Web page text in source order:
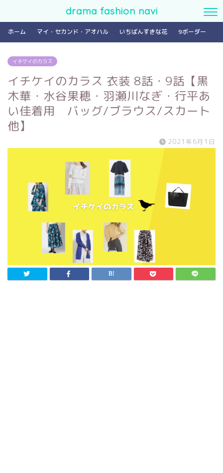
drama fashion navi
ホーム マイ・セカンド・アオハル いちばんすきな花 9ボーダー
イチケイのカラス
イチケイのカラス 衣装 8話・9話【黒
木華・水谷果穂・羽瀬川なぎ・行平あ
い佳着用 バッグ/ブラウス/スカート
他】
2021年6月1日